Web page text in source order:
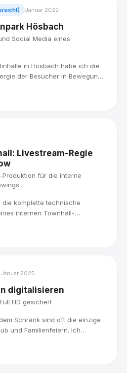
Januar 2022
Hösbach
Social Media eines
in Hösbach habe ich die
der Besucher in Bewegung
Livestream-Regie
für die interne
komplette technische
internen Townhall-
und einem Blackmagic
Januar 2025
digitalisieren
HD gesichert
Schrank sind oft die einzige
und Familienfeiern. Ich
sie als Full-HD-Datei, sofort